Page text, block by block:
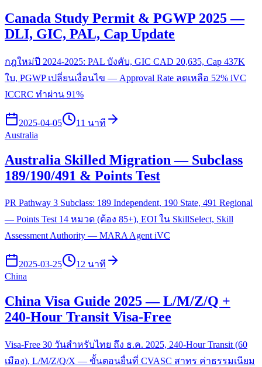
Canada Study Permit & PGWP 2025 —
DLI, GIC, PAL, Cap Update
กฎใหม่ปี 2024-2025: PAL บังคับ, GIC CAD 20,635, Cap 437K
ใบ, PGWP เปลี่ยนเงื่อนไข — Approval Rate ลดเหลือ 52% iVC
ICCRC ทำผ่าน 91%
2025-04-05
11 นาที
Australia
Australia Skilled Migration — Subclass
189/190/491 & Points Test
PR Pathway 3 Subclass: 189 Independent, 190 State, 491 Regional
— Points Test 14 หมวด (ต้อง 85+), EOI ใน SkillSelect, Skill
Assessment Authority — MARA Agent iVC
2025-03-25
12 นาที
China
China Visa Guide 2025 — L/M/Z/Q +
240-Hour Transit Visa-Free
Visa-Free 30 วันสำหรับไทย ถึง ธ.ค. 2025, 240-Hour Transit (60
เมือง), L/M/Z/Q/X — ขั้นตอนยื่นที่ CVASC สาทร ค่าธรรมเนียม